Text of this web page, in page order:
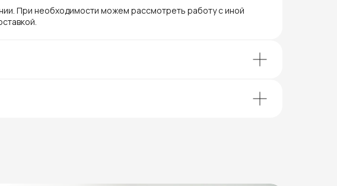
При необходимости можем рассмотреть работу с иной